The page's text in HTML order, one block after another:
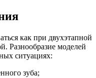
как при двухэтапной
Разнообразие моделей
ситуациях:
зуба;